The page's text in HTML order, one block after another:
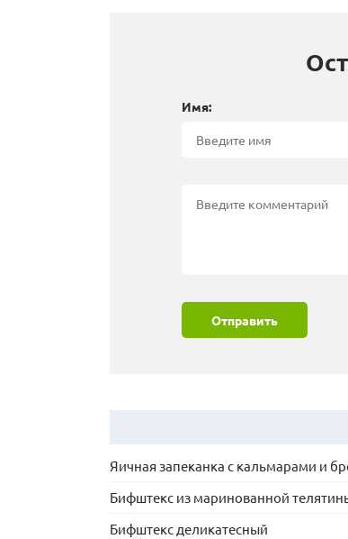
Имя:
Отправить
Яичная запеканка с кальмарами и
Бифштекс из маринованной
Бифштекс деликатесный